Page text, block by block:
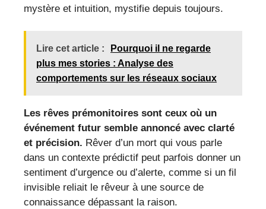
mystère et intuition, mystifie depuis toujours.
Lire cet article :
Pourquoi il ne regarde
plus mes stories : Analyse des
comportements sur les réseaux sociaux
Les rêves prémonitoires sont ceux où un
événement futur semble annoncé avec clarté
et précision. Rêver d’un mort qui vous parle
dans un contexte prédictif peut parfois donner un
sentiment d’urgence ou d’alerte, comme si un fil
invisible reliait le rêveur à une source de
connaissance dépassant la raison.